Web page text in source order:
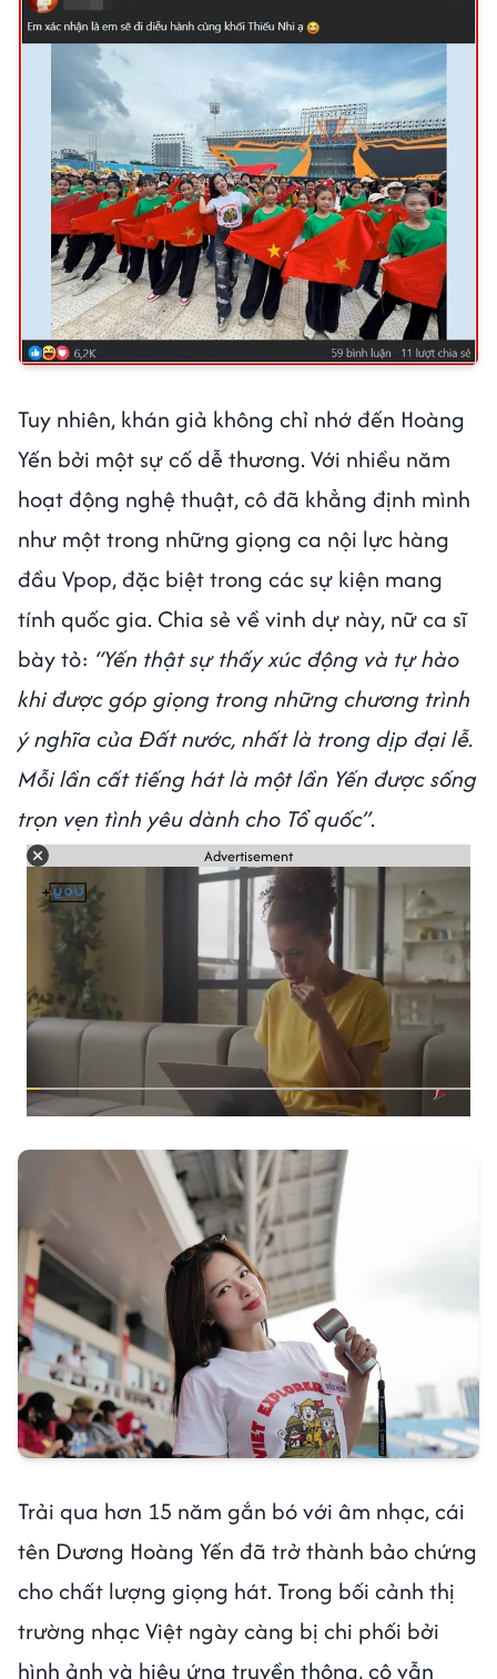
Tuy nhiên, khán giả không chỉ nhớ đến Hoàng
Yến bởi một sự cố dễ thương. Với nhiều năm
hoạt động nghệ thuật, cô đã khẳng định mình
như một trong những giọng ca nội lực hàng
đầu Vpop, đặc biệt trong các sự kiện mang
tính quốc gia. Chia sẻ về vinh dự này, nữ ca sĩ
bày tỏ: “Yến thật sự thấy xúc động và tự hào
khi được góp giọng trong những chương trình
ý nghĩa của Đất nước, nhất là trong dịp đại lễ.
Mỗi lần cất tiếng hát là một lần Yến được sống
trọn vẹn tình yêu dành cho Tổ quốc”.
Advertisement
Trải qua hơn 15 năm gắn bó với âm nhạc, cái
tên Dương Hoàng Yến đã trở thành bảo chứng
cho chất lượng giọng hát. Trong bối cảnh thị
trường nhạc Việt ngày càng bị chi phối bởi
hình ảnh và hiệu ứng truyền thông, cô vẫn